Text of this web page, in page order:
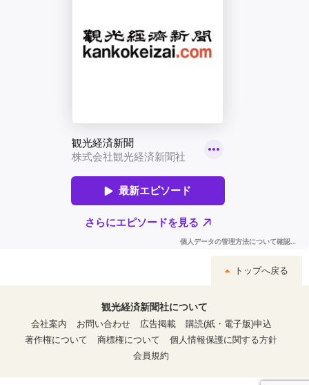
トップへ戻る
観光経済新聞社について
会社案内
お問い合わせ 広告掲載
購読(紙・電子版)申込
著作権について
商標権について
個人情報保護に関する方針
会員規約